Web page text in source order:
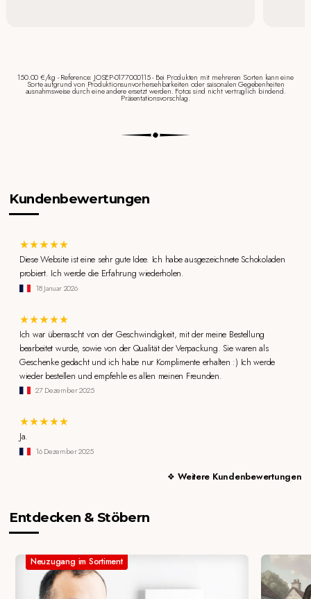
150.00 €/kg - Reference: JOSEP-0177000115 - Bei Produkten mit mehreren Sorten kann eine
Sorte aufgrund von Produktionsunvorhersehbarkeiten oder saisonalen Gegebenheiten
ausnahmsweise durch eine andere ersetzt werden. Fotos sind nicht vertraglich bindend.
Präsentationsvorschlag.
Kundenbewertungen
Diese Website ist eine sehr gute Idee. Ich habe ausgezeichnete Schokoladen
probiert. Ich werde die Erfahrung wiederholen.
18 Januar 2026
Ich war überrascht von der Geschwindigkeit, mit der meine Bestellung
bearbeitet wurde, sowie von der Qualität der Verpackung. Sie waren als
Geschenke gedacht und ich habe nur Komplimente erhalten :) Ich werde
wieder bestellen und empfehle es allen meinen Freunden.
27 Dezember 2025
Ja.
16 Dezember 2025
Weitere Kundenbewertungen
Entdecken & Stöbern
Neuzugang im Sortiment